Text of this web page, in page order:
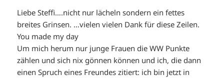
Liebe Steffi….nicht nur lächeln sondern ein fettes
breites Grinsen. …vielen vielen Dank für diese Zeilen.
You made my day
Um mich herum nur junge Frauen die WW Punkte
zählen und sich nix gönnen können und ich, die dann
einen Spruch eines Freundes zitiert: ich bin jetzt in